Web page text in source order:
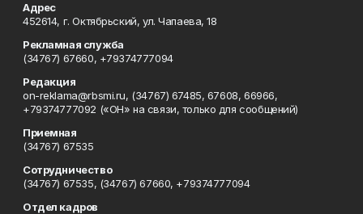
Адрес
452614, г. Октябрьский, ул. Чапаева, 18
Рекламная служба
(34767) 67660, +79374777094
Редакция
on-reklama@rbsmi.ru, (34767) 67485, 67608, 66966,
+79374777092 («ОН» на связи, только для сообщений)
Приемная
(34767) 67535
Сотрудничество
(34767) 67535, (34767) 67660, +79374777094
Отдел кадров